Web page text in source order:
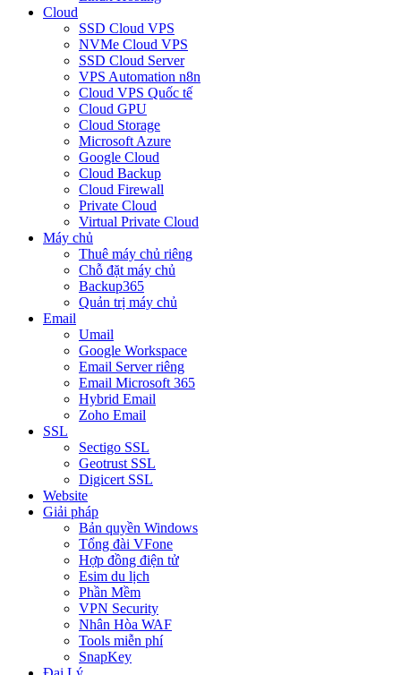
Cloud
SSD Cloud VPS
NVMe Cloud VPS
SSD Cloud Server
VPS Automation n8n
Cloud VPS Quốc tế
Cloud GPU
Cloud Storage
Microsoft Azure
Google Cloud
Cloud Backup
Cloud Firewall
Private Cloud
Virtual Private Cloud
Máy chủ
Thuê máy chủ riêng
Chỗ đặt máy chủ
Backup365
Quản trị máy chủ
Email
Umail
Google Workspace
Email Server riêng
Email Microsoft 365
Hybrid Email
Zoho Email
SSL
Sectigo SSL
Geotrust SSL
Digicert SSL
Website
Giải pháp
Bản quyền Windows
Tổng đài VFone
Hợp đồng điện tử
Esim du lịch
Phần Mềm
VPN Security
Nhân Hòa WAF
Tools miễn phí
SnapKey